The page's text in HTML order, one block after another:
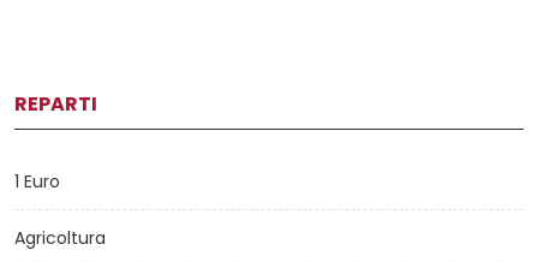
REPARTI
1 Euro
Agricoltura